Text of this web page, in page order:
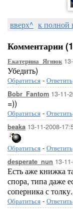
вверх^ к полной
Комментарии
Екатерина_Ягнюк
Убедить)
Обратиться - Ответить
Bobr_Fantom 13-11-
=))
Обратиться - Ответить
beaka 13-11-2008-
Обратиться - Ответить
desperate_nun 13-
Есть аже книжка
спора, типа даже
соперника с
Обратиться - Ответить